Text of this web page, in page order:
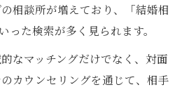
相談所が増えており、「結婚相
った検索が多く見られます。
なマッチングだけでなく、対面
カウンセリングを通じて、相手